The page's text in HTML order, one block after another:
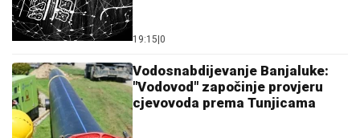
19:15 0
Vodosnabdijevanje Banjaluke:
"Vodovod" započinje provjeru
cjevovoda prema Tunjicama